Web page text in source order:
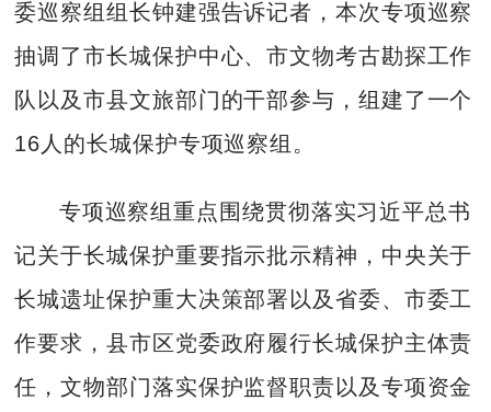
委巡察组组长钟建强告诉记者，本次专项巡察
抽调了市长城保护中心、市文物考古勘探工作
队以及市县文旅部门的干部参与，组建了一个
16人的长城保护专项巡察组。
专项巡察组重点围绕贯彻落实习近平总书
记关于长城保护重要指示批示精神，中央关于
长城遗址保护重大决策部署以及省委、市委工
作要求，县市区党委政府履行长城保护主体责
任，文物部门落实保护监督职责以及专项资金